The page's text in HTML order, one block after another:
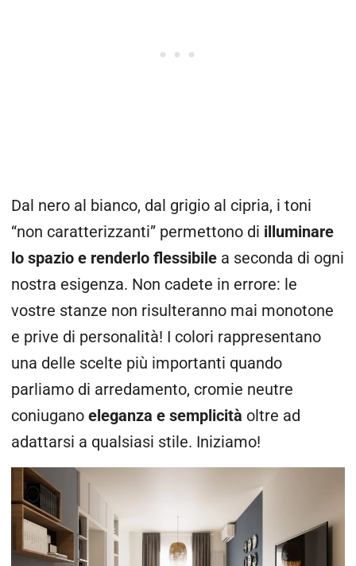
Dal nero al bianco, dal grigio al cipria, i toni
“non caratterizzanti” permettono di illuminare
lo spazio e renderlo flessibile a seconda di ogni
nostra esigenza. Non cadete in errore: le
vostre stanze non risulteranno mai monotone
e prive di personalità! I colori rappresentano
una delle scelte più importanti quando
parliamo di arredamento, cromie neutre
coniugano eleganza e semplicità oltre ad
adattarsi a qualsiasi stile. Iniziamo!